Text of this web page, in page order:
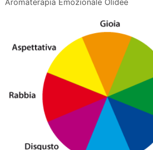
Aromaterapia Emozionale Olidee